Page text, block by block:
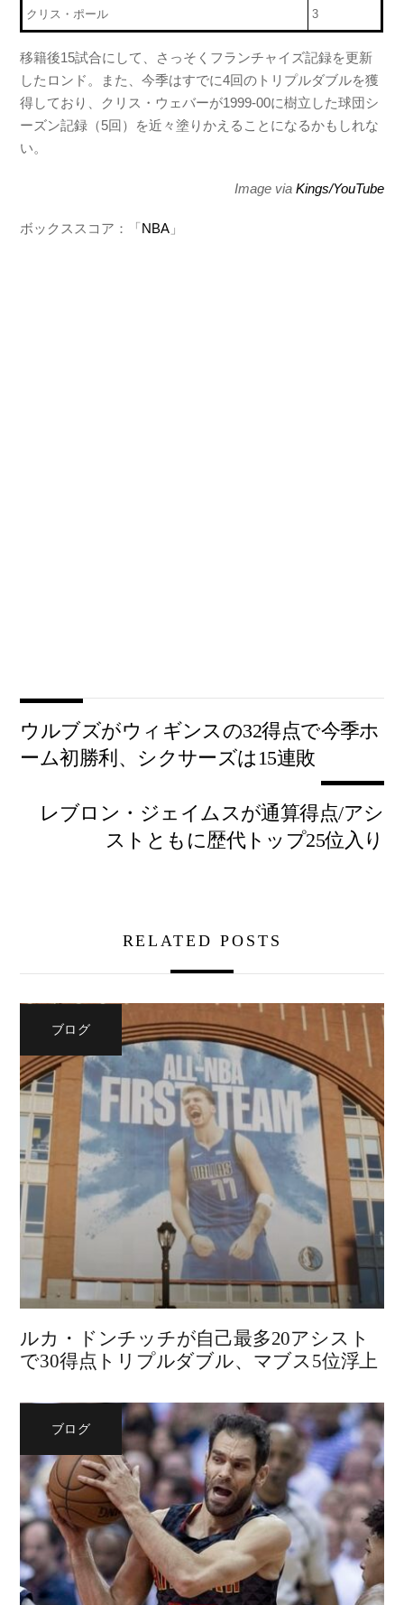
クリス・ポール 3
移籍後15試合にして、さっそくフランチャイズ記録を更新
したロンド。また、今季はすでに4回のトリプルダブルを獲
得しており、クリス・ウェバーが1999-00に樹立した球団シ
ーズン記録（5回）を近々塗りかえることになるかもしれな
い。
Image via Kings/YouTube
ボックススコア：「NBA 」
ウルブズがウィギンスの32得点で今季ホ
ーム初勝利、シクサーズは15連敗
レブロン・ジェイムスが通算得点/アシ
ストともに歴代トップ25位入り
RELATED POSTS
ブログ
ルカ・ドンチッチが自己最多20アシスト
で30得点トリプルダブル、マブス5位浮上
ブログ